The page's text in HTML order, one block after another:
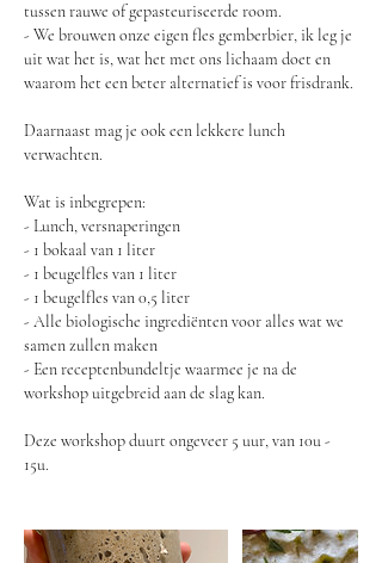
tussen rauwe of gepasteuriseerde room.
- We brouwen onze eigen fles gemberbier, ik leg je
uit wat het is, wat het met ons lichaam doet en
waarom het een beter alternatief is voor frisdrank.
Daarnaast mag je ook een lekkere lunch
verwachten.
Wat is inbegrepen:
- Lunch, versnaperingen
- 1 bokaal van 1 liter
- 1 beugelfles van 1 liter
- 1 beugelfles van 0,5 liter
- Alle biologische ingrediënten voor alles wat we
samen zullen maken
- Een receptenbundeltje waarmee je na de
workshop uitgebreid aan de slag kan.
Deze workshop duurt ongeveer 5 uur, van 10u -
15u.